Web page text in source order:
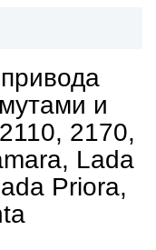
и
2170,
Lada
Priora,